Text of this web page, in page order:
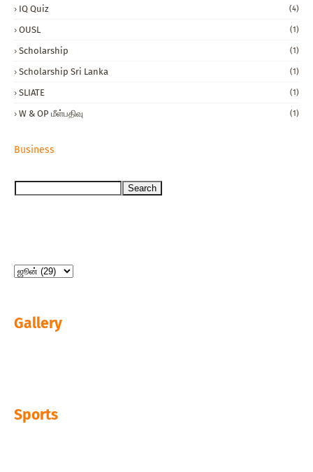
IQ Quiz (4)
OUSL (1)
Scholarship (1)
Scholarship Sri Lanka (1)
SLIATE (1)
W & OP மீள்பதிவு (1)
Business
Gallery
Sports